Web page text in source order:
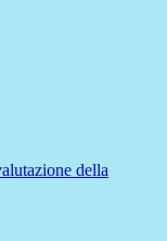
della